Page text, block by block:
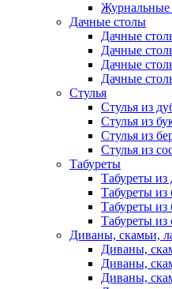
Журнальные
Дачные столы
Дачные
Дачные
Дачные
Дачные
Стулья
Стулья из
Стулья из
Стулья из
Стулья из
Табуреты
Табуреты из
Табуреты из
Табуреты из
Табуреты из
Диваны, скамьи,
Диваны,
Диваны,
Диваны,